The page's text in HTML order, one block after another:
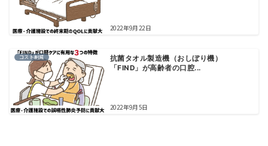
2022年9月22日
コスト削減
抗菌タオル製造機（おしぼり機）
「FIND」が高齢者の口腔...
2022年9月5日